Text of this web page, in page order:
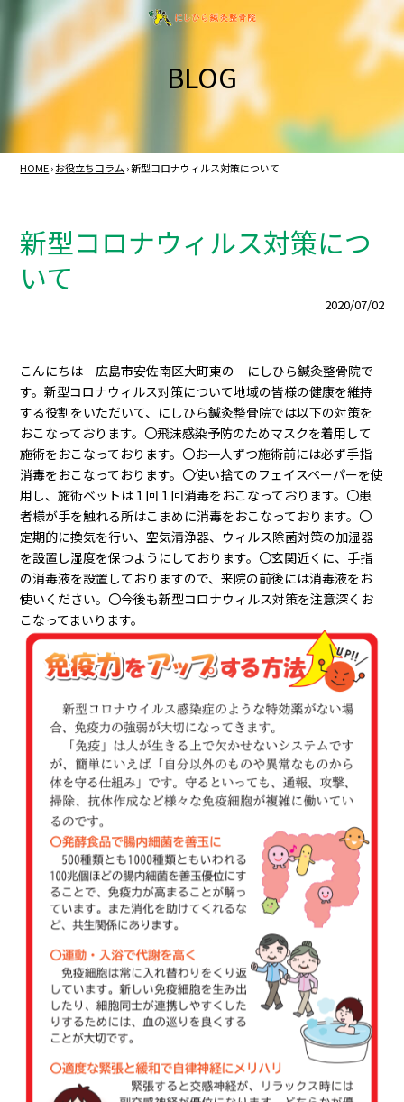
BLOG
HOME›お役立ちコラム ›新型コロナウィルス対策について
新型コロナウィルス対策につ
いて
2020/07/02
こんにちは 広島市安佐南区大町東の にしひら鍼灸整骨院で
す。新型コロナウィルス対策について地域の皆様の健康を維持
する役割をいただいて、にしひら鍼灸整骨院では以下の対策を
おこなっております。〇飛沫感染予防のためマスクを着用して
施術をおこなっております。〇お一人ずつ施術前には必ず手指
消毒をおこなっております。〇使い捨てのフェイスペーパーを使
用し、施術ベットは１回１回消毒をおこなっております。〇患
者様が手を触れる所はこまめに消毒をおこなっております。〇
定期的に換気を行い、空気清浄器、ウィルス除菌対策の加湿器
を設置し湿度を保つようにしております。〇玄関近くに、手指
の消毒液を設置しておりますので、来院の前後には消毒液をお
使いください。〇今後も新型コロナウィルス対策を注意深くお
こなってまいります。